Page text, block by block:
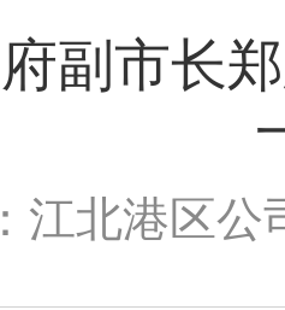
副市长
江北港区